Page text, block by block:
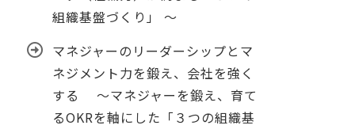
組織基盤づくり」 ～
マネジャーのリーダーシップとマ
ネジメント力を鍛え、会社を強く
する ～マネジャーを鍛え、育て
るOKRを軸にした「３つの組織基